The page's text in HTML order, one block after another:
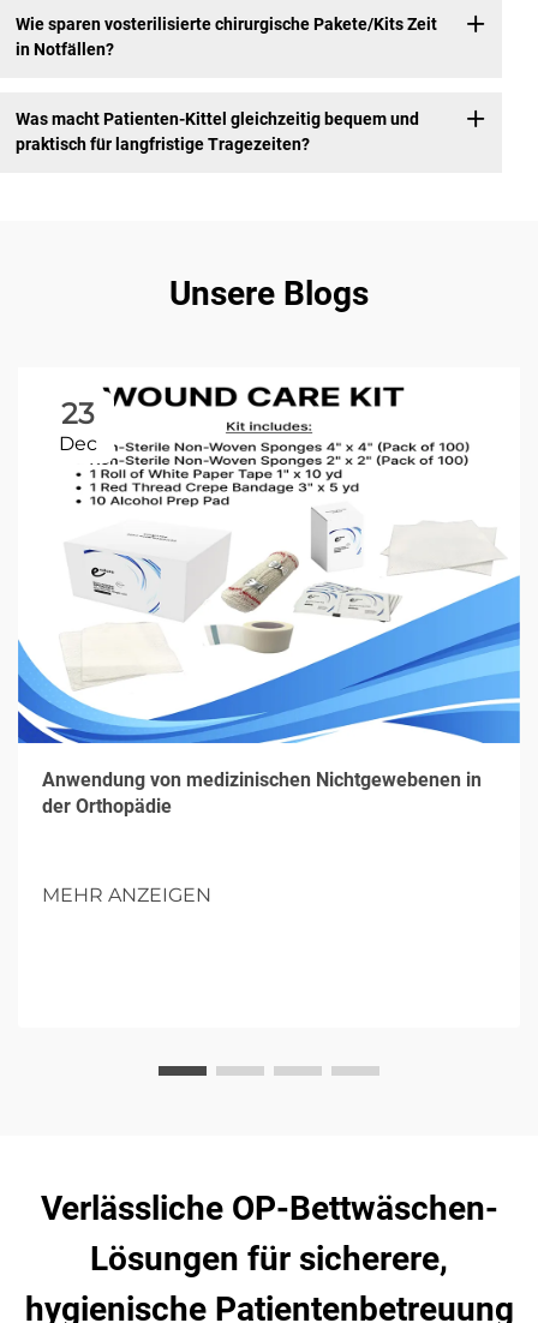
Wie sparen vosterilisierte chirurgische Pakete/Kits Zeit
in Notfällen?
Was macht Patienten-Kittel gleichzeitig bequem und
praktisch für langfristige Tragezeiten?
Unsere Blogs
23
Dec
Anwendung von medizinischen Nichtgewebenen in
der Orthopädie
MEHR ANZEIGEN
Verlässliche OP-Bettwäschen-
Lösungen für sicherere,
hygienische Patientenbetreuung